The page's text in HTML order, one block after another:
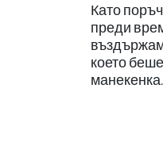
Като
преди
което
манекенка.